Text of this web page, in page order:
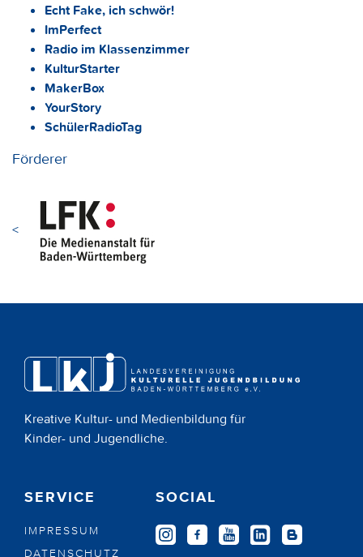
Echt Fake, ich schwör!
ImPerfect
Radio im Klassenzimmer
KulturStarter
MakerBox
YourStory
SchülerRadioTag
Förderer
<
Kreative Kultur- und Medienbildung für
Kinder- und Jugendliche.
SERVICE
IMPRESSUM
DATENSCHUTZ
SOCIAL